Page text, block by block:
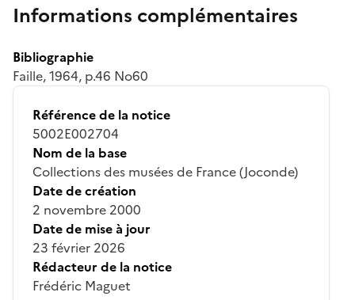
Informations complémentaires
Bibliographie
Faille, 1964, p.46 No60
Référence de la notice
5002E002704
Nom de la base
Collections des musées de France (Joconde)
Date de création
2 novembre 2000
Date de mise à jour
23 février 2026
Rédacteur de la notice
Frédéric Maguet